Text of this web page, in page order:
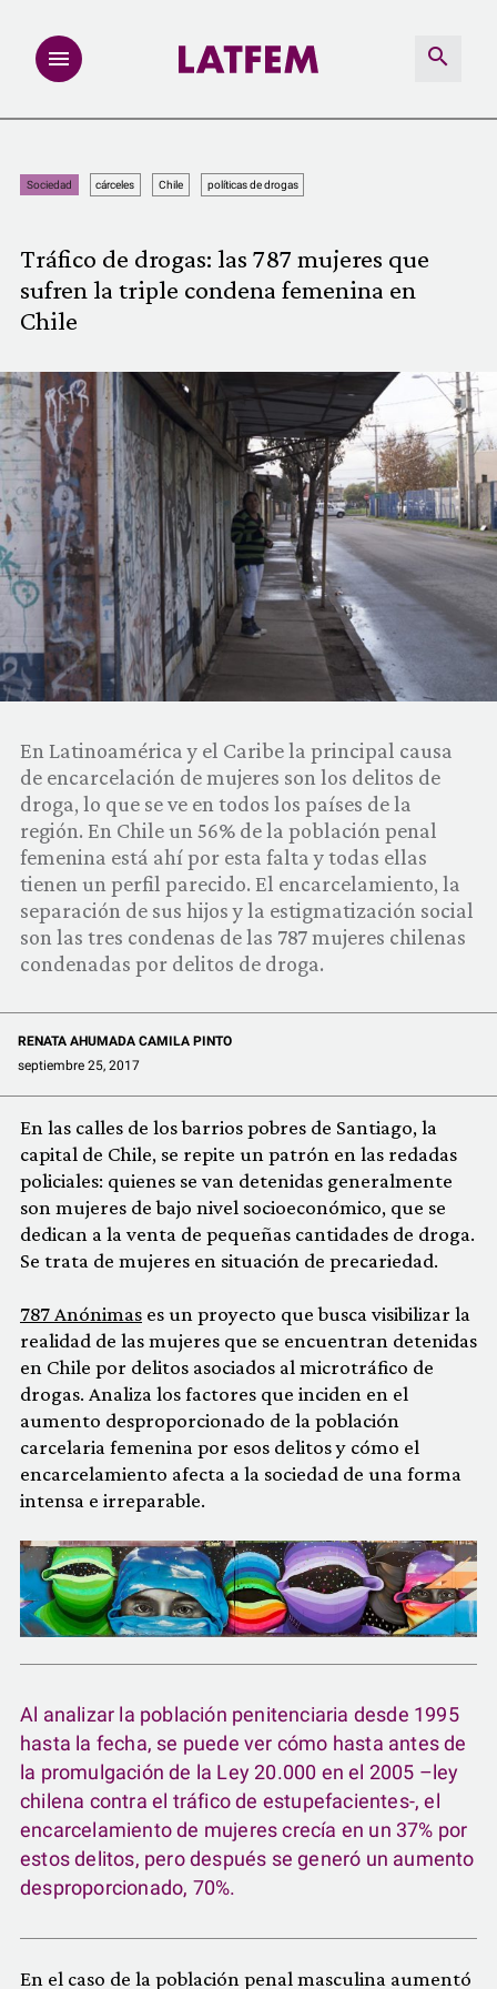
MULTIMEDIA
REDACCIÓN ABIERTA
LATFEMLAB.
PRODUCTOS
COMUNIDAD
QUIÉNES SOMOS
Sociedad cárceles Chile políticas de drogas
Tráfico de drogas: las 787 mujeres que
sufren la triple condena femenina en
Chile
En Latinoamérica y el Caribe la principal causa
de encarcelación de mujeres son los delitos de
droga, lo que se ve en todos los países de la
región. En Chile un 56% de la población penal
femenina está ahí por esta falta y todas ellas
tienen un perfil parecido. El encarcelamiento, la
separación de sus hijos y la estigmatización social
son las tres condenas de las 787 mujeres chilenas
condenadas por delitos de droga.
RENATA AHUMADA CAMILA PINTO
septiembre 25, 2017
En las calles de los barrios pobres de Santiago, la
capital de Chile, se repite un patrón en las redadas
policiales: quienes se van detenidas generalmente
son mujeres de bajo nivel socioeconómico, que se
dedican a la venta de pequeñas cantidades de droga.
Se trata de mujeres en situación de precariedad.
787 Anónimas es un proyecto que busca visibilizar la
realidad de las mujeres que se encuentran detenidas
en Chile por delitos asociados al microtráfico de
drogas. Analiza los factores que inciden en el
aumento desproporcionado de la población
carcelaria femenina por esos delitos y cómo el
encarcelamiento afecta a la sociedad de una forma
intensa e irreparable.
Al analizar la población penitenciaria desde 1995
hasta la fecha, se puede ver cómo hasta antes de
la promulgación de la Ley 20.000 en el 2005 –ley
chilena contra el tráfico de estupefacientes-, el
encarcelamiento de mujeres crecía en un 37% por
estos delitos, pero después se generó un aumento
desproporcionado, 70%.
En el caso de la población penal masculina aumentó